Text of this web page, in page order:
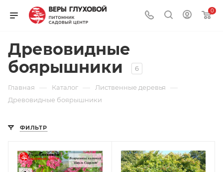
0
Древовидные
боярышники
6
Главная — Каталог — Лиственные деревья —
Древовидные боярышники
ФИЛЬТР